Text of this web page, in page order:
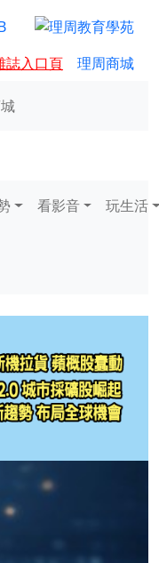
誌入口頁 理周商城
看影音 玩生活